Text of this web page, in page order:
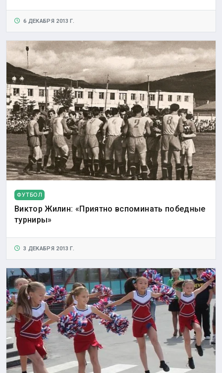
6 ДЕКАБРЯ 2013 Г.
ФУТБОЛ
Виктор Жилин: «Приятно вспоминать победные
турниры»
3 ДЕКАБРЯ 2013 Г.